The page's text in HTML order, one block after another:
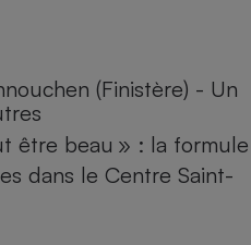
(Finistère) - Un
être beau » : la formule
dans le Centre Saint-